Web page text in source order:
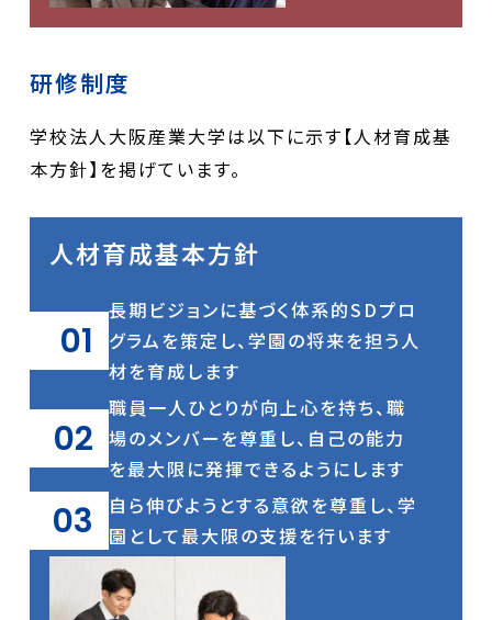
研修制度
学校法人大阪産業大学は以下に示す【人材育成基
本方針】を掲げています。
人材育成基本方針
01
長期ビジョンに基づく体系的SDプロ
グラムを策定し、学園の将来を担う人
材を育成します
02
職員一人ひとりが向上心を持ち、職
場のメンバーを尊重し、自己の能力
を最大限に発揮できるようにします
03
自ら伸びようとする意欲を尊重し、学
園として最大限の支援を行います